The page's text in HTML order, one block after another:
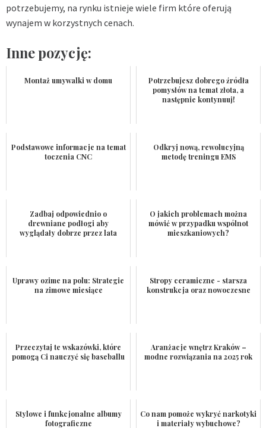
potrzebujemy, na rynku istnieje wiele firm które oferują
wynajem w korzystnych cenach.
Inne pozycję:
Montaż umywalki w domu
Potrzebujesz dobrego źródła
pomysłów na temat złota, a
następnie kontynuuj!
Podstawowe informacje na temat
toczenia CNC
Odkryj nową, rewolucyjną
metodę treningu EMS
Zadbaj odpowiednio o
drewniane podłogi aby
wyglądały dobrze przez lata
O jakich problemach można
mówić w przypadku wspólnot
mieszkaniowych?
Uprawy ozime na polu: Strategie
na zimowe miesiące
Stropy ceramiczne - starsza
konstrukcja oraz nowoczesne
Przeczytaj te wskazówki, które
pomogą Ci nauczyć się baseballu
Aranżacje wnętrz Kraków –
modne rozwiązania na 2025 rok
Stylowe i funkcjonalne albumy
fotograficzne
Co nam pomoże wykryć narkotyki
i materiały wybuchowe?